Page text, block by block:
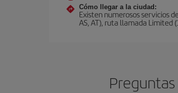
Cómo llegar a la ciudad:
Existen numerosos servicios
AS, AT), ruta llamada Limited